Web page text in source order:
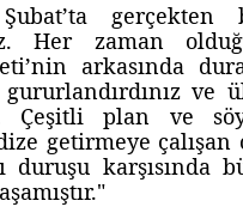
Her zaman
arkasında
ve
Çeşitli plan ve
getirmeye çalışan
duruşu karşısında